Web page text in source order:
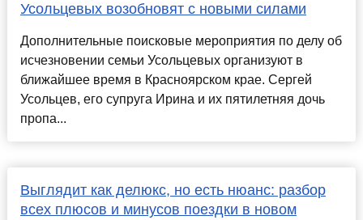
Усольцевых возобновят с новыми силами
Дополнительные поисковые мероприятия по делу об
исчезновении семьи Усольцевых организуют в
ближайшее время в Красноярском крае. Сергей
Усольцев, его супруга Ирина и их пятилетняя дочь
пропа...
Выглядит как делюкс, но есть нюанс: разбор
всех плюсов и минусов поездки в новом